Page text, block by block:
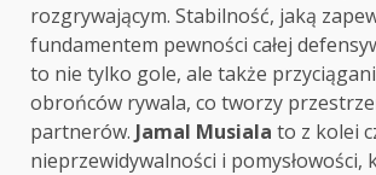
rozgrywającym. Stabilność, jaką
fundamentem pewności całej
to nie tylko gole, ale także
obrońców rywala, co tworzy
partnerów. Jamal Musiala to z kolei
nieprzewidywalności i pomysłowości,